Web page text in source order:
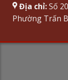
Địa chỉ:Số
Phường Trấn